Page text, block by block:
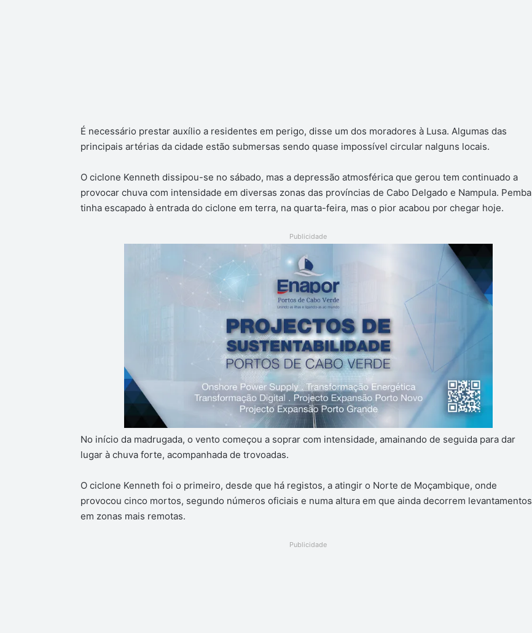
É necessário prestar auxílio a residentes em perigo, disse um dos moradores à Lusa. Algumas das
principais artérias da cidade estão submersas sendo quase impossível circular nalguns locais.
O ciclone Kenneth dissipou-se no sábado, mas a depressão atmosférica que gerou tem continuado a
provocar chuva com intensidade em diversas zonas das províncias de Cabo Delgado e Nampula. Pemba
tinha escapado à entrada do ciclone em terra, na quarta-feira, mas o pior acabou por chegar hoje.
Publicidade
No início da madrugada, o vento começou a soprar com intensidade, amainando de seguida para dar
lugar à chuva forte, acompanhada de trovoadas.
O ciclone Kenneth foi o primeiro, desde que há registos, a atingir o Norte de Moçambique, onde
provocou cinco mortos, segundo números oficiais e numa altura em que ainda decorrem levantamentos
em zonas mais remotas.
Publicidade